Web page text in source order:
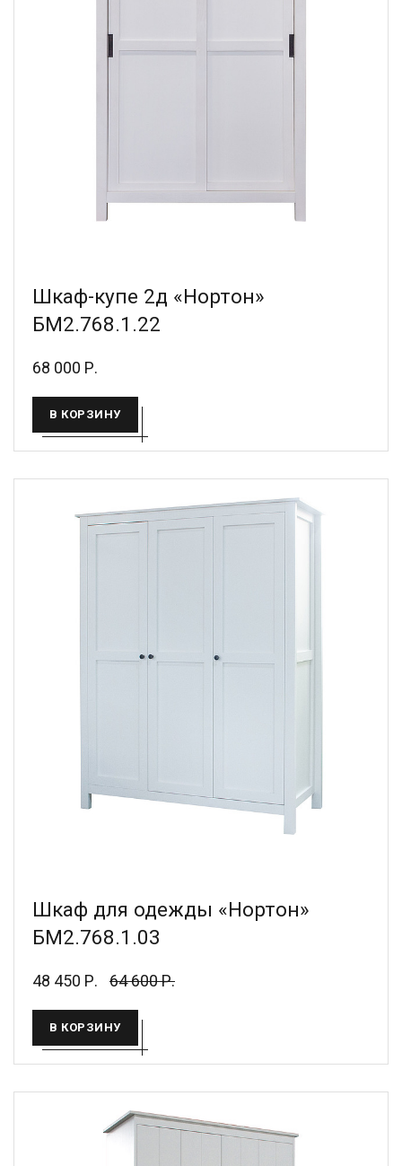
Шкаф-купе 2д «Нортон»
БМ2.768.1.22
68 000 Р.
В КОРЗИНУ
Шкаф для одежды «Нортон»
БМ2.768.1.03
48 450 Р. 64 600 Р.
В КОРЗИНУ